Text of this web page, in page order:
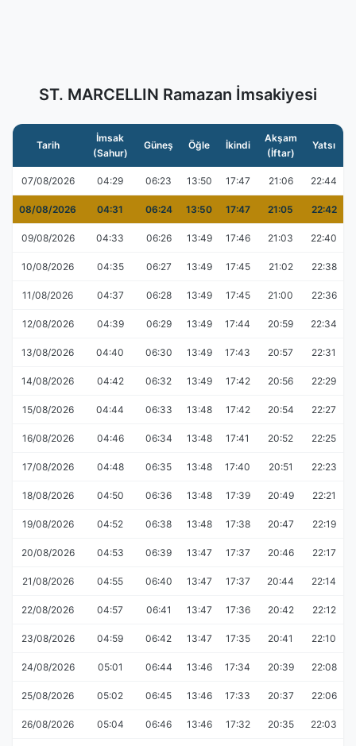
ST. MARCELLIN Ramazan İmsakiyesi
Tarih
İmsak
(Sahur)
Güneş Öğle İkindi
Akşam
(İftar)
Yatsı
07/08/2026 04:29 06:23 13:50 17:47 21:06 22:44
08/08/2026 04:31 06:24 13:50 17:47 21:05 22:42
09/08/2026 04:33 06:26 13:49 17:46 21:03 22:40
10/08/2026 04:35 06:27 13:49 17:45 21:02 22:38
11/08/2026 04:37 06:28 13:49 17:45 21:00 22:36
12/08/2026 04:39 06:29 13:49 17:44 20:59 22:34
13/08/2026 04:40 06:30 13:49 17:43 20:57 22:31
14/08/2026 04:42 06:32 13:49 17:42 20:56 22:29
15/08/2026 04:44 06:33 13:48 17:42 20:54 22:27
16/08/2026 04:46 06:34 13:48 17:41 20:52 22:25
17/08/2026 04:48 06:35 13:48 17:40 20:51 22:23
18/08/2026 04:50 06:36 13:48 17:39 20:49 22:21
19/08/2026 04:52 06:38 13:48 17:38 20:47 22:19
20/08/2026 04:53 06:39 13:47 17:37 20:46 22:17
21/08/2026 04:55 06:40 13:47 17:37 20:44 22:14
22/08/2026 04:57 06:41 13:47 17:36 20:42 22:12
23/08/2026 04:59 06:42 13:47 17:35 20:41 22:10
24/08/2026 05:01 06:44 13:46 17:34 20:39 22:08
25/08/2026 05:02 06:45 13:46 17:33 20:37 22:06
26/08/2026 05:04 06:46 13:46 17:32 20:35 22:03